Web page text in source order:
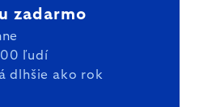
zadarmo
ľudí
dlhšie ako rok